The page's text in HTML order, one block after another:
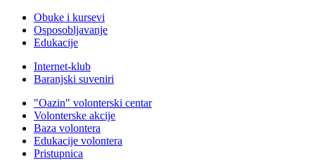
Obuke i kursevi
Osposobljavanje
Edukacije
Internet-klub
Baranjski suveniri
"Oazin" volonterski centar
Volonterske akcije
Baza volontera
Edukacije volontera
Pristupnica